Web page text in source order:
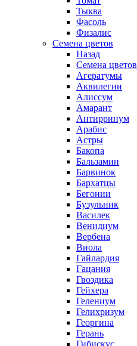
Тыква
Фасоль
Физалис
Семена цветов
Назад
Семена цветов
Агератумы
Аквилегии
Алиссум
Амарант
Антирринум
Арабис
Астры
Бакопа
Бальзамин
Барвинок
Бархатцы
Бегонии
Бузульник
Василек
Венидиум
Вербена
Виола
Гайлардия
Гацания
Гвоздика
Гейхера
Гелениум
Гелихризум
Георгина
Герань
Гибискус